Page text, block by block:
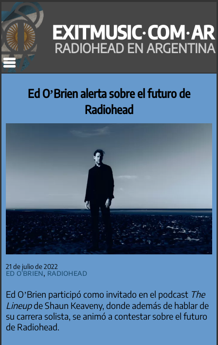
Saltar
al
contenido
EXITMUSIC·COM·AR
RADIOHEAD EN ARGENTINA
Ed O’Brien alerta sobre el futuro de
Radiohead
21 de julio de 2022
Ed O'Brien,Radiohead
Ed O’Brien participó como invitado en el podcast The
Lineupde Shaun Keaveny, donde además de hablar de
su carrera solista, se animó a contestar sobre el futuro
de Radiohead.